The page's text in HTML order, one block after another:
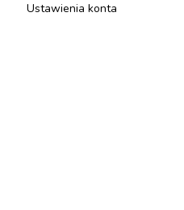
Ustawienia konta